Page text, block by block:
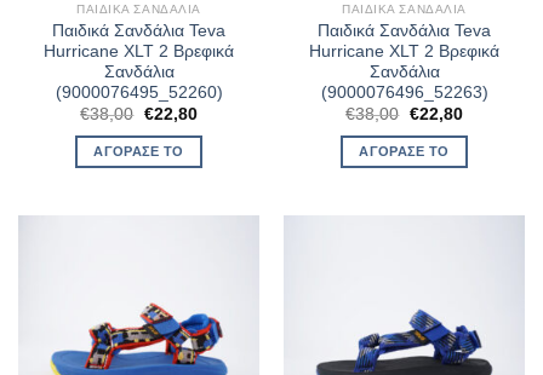
ΠΑΙΔΙΚΆ ΣΑΝΔΆΛΙΑ
Παιδικά Σανδάλια Teva
Hurricane XLT 2 Βρεφικά
Σανδάλια
(9000076495_52260)
€38,00 Original
was:
€38,00.
€22,80Η
ΑΓΌΡΑΣΈ ΤΟ
ΠΑΙΔΙΚΆ ΣΑΝΔΆΛΙΑ
Παιδικά Σανδάλια Teva
Hurricane XLT 2 Βρεφικά
Σανδάλια
(9000076496_52263)
€38,00 Original
was:
€38,00.
€22,80Η
ΑΓΌΡΑΣΈ ΤΟ